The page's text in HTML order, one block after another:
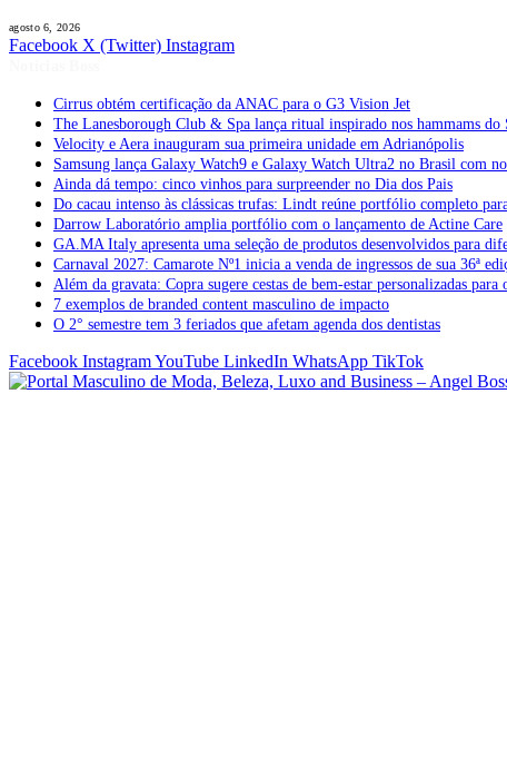
agosto 6, 2026
Facebook X (Twitter) Instagram
Cirrus obtém certificação da ANAC para o G3 Vision Jet
The Lanesborough Club & Spa lança ritual inspirado nos hammams do
Velocity e Aera inauguram sua primeira unidade em Adrianópolis
Samsung lança Galaxy Watch9 e Galaxy Watch Ultra2 no Brasil com
Ainda dá tempo: cinco vinhos para surpreender no Dia dos Pais
Do cacau intenso às clássicas trufas: Lindt reúne portfólio completo
Darrow Laboratório amplia portfólio com o lançamento de Actine Care
GA.MA Italy apresenta uma seleção de produtos desenvolvidos para
Carnaval 2027: Camarote Nº1 inicia a venda de ingressos de sua 36ª
Além da gravata: Copra sugere cestas de bem-estar personalizadas para
7 exemplos de branded content masculino de impacto
O 2° semestre tem 3 feriados que afetam agenda dos dentistas
Facebook InstagramYouTube LinkedIn WhatsApp TikTok